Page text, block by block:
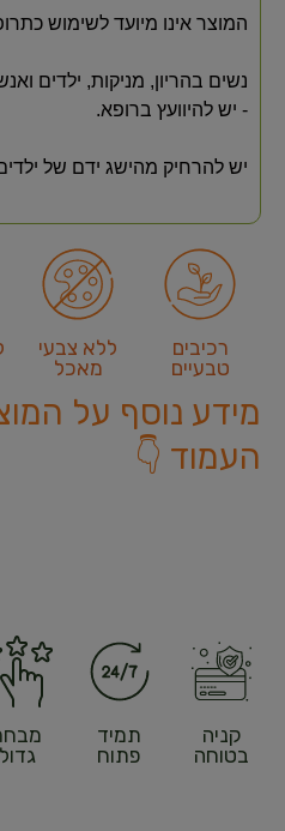
המוצר אינו מיועד לשימוש
נשים בהריון, מניקות, ילדים
- יש להיוועץ ברופא.
יש להרחיק מהישג ידם של
רכיבים
טבעיים
ללא צבעי
מאכל
מידע נוסף על
העמוד 👇
קניה
בטוחה
תמיד
פתוח
גדול